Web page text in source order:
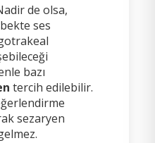
de olsa,
ses
bazı
tercih edilebilir.
sezaryen